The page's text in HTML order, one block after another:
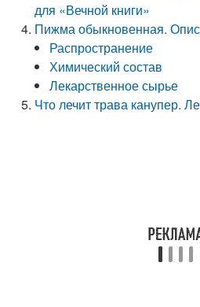
для «Вечной книги»
Пижма обыкновенная.
Распространение
Химический состав
Лекарственное сырье
Что лечит трава канупер.